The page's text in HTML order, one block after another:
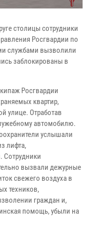
столицы сотрудники
Росгвардии по
службами вызволили
заблокированы в
Росгвардии
квартир,
улице. Отработав
автомобилю.
услышали
лифта,
Сотрудники
вызвали дежурные
свежего воздуха в
техников,
граждан и,
помощь, убыли на